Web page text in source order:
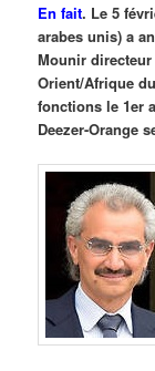
En fait. Le 5
arabes unis) a
Mounir
Orient/Afrique
fonctions le 1er
Deezer-Orange